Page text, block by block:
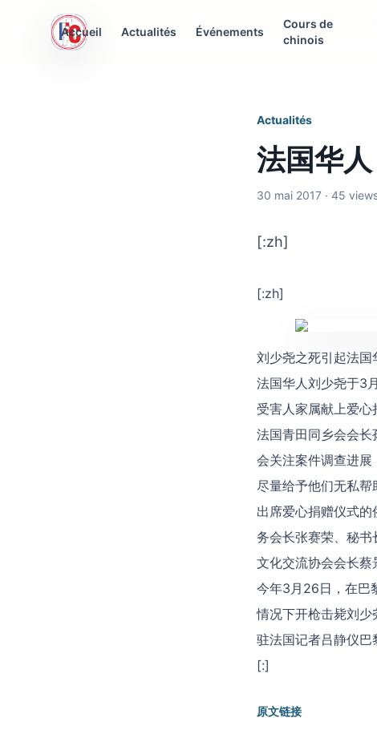
AFC Interculturelle
Accueil Actualités Événements
Cours de
chinois
Actualités
法国华
30 mai 2017 · 45
[:zh]
[:zh]
刘少尧之死引起法国
法国华人刘少尧于3
受害人家属献上爱心
法国青田同乡会会
会关注案件调查进展
尽量给予他们无私帮
出席爱心捐赠仪式
务会长张赛荣、秘
文化交流协会会长蔡
今年3月26日，在巴
情况下开枪击毙刘少
驻法国记者吕静仪巴
[:]
原文链接